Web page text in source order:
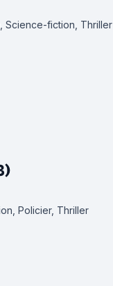
Science-fiction, Thriller
Policier, Thriller